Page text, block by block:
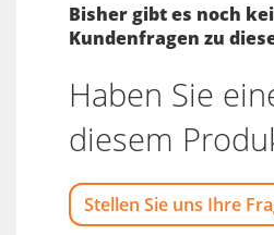
Bisher gibt es noch
Kundenfragen zu
Haben Sie
diesem
Stellen Sie uns Ihre